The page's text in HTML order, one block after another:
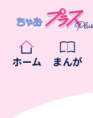
ホーム まんが